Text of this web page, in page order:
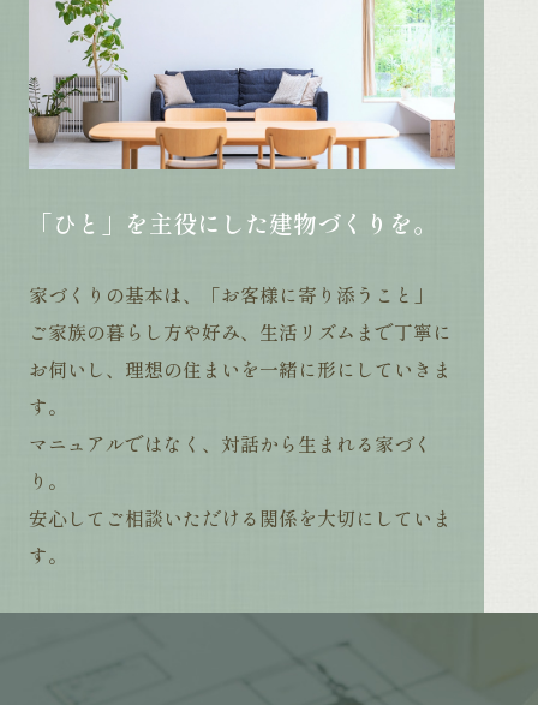
「ひと」を主役にした建物づくりを。
家づくりの基本は、「お客様に寄り添うこと」
ご家族の暮らし方や好み、生活リズムまで丁寧に
お伺いし、 理想の住まいを一緒に形にしていきま
す。
マニュアルではなく、対話から生まれる家づく
り。
安心してご相談いただける関係を大切にしていま
す。